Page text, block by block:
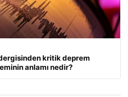
kritik deprem
anlamı nedir?